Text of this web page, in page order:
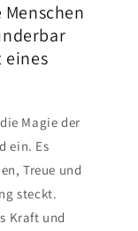
eines
Magie der
ein. Es
Treue und
steckt.
Kraft und